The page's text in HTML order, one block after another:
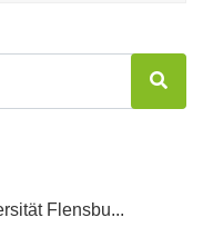
Flensbu...